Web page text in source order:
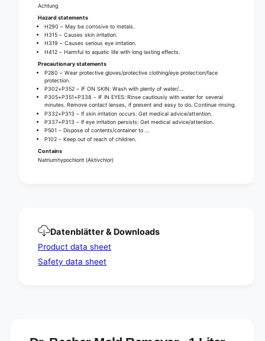
B
o
t
t
e
(
1
m
l
)
|
B
o
t
t
l
e
(
1
m
l
)
Achtung
Hazard statements
H290 – May be corrosive to metals.
H315 – Causes skin irritation.
H319 – Causes serious eye irritation.
H412 – Harmful to aquatic life with long lasting effects.
Precautionary statements
P280 – Wear protective gloves/protective clothing/eye protection/face
protection.
P302+P352 – IF ON SKIN: Wash with plenty of water/…
P305+P351+P338 – IF IN EYES: Rinse cautiously with water for several
minutes. Remove contact lenses, if present and easy to do. Continue rinsing.
P332+P313 – If skin irritation occurs: Get medical advice/attention.
P337+P313 – If eye irritation persists: Get medical advice/attention.
P501 – Dispose of contents/container to …
P102 – Keep out of reach of children.
Contains
Natriumhypochlorit (Aktivchlor)
Datenblätter & Downloads
Product data sheet
Safety data sheet